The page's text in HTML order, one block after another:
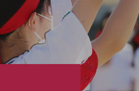
トテニス部）